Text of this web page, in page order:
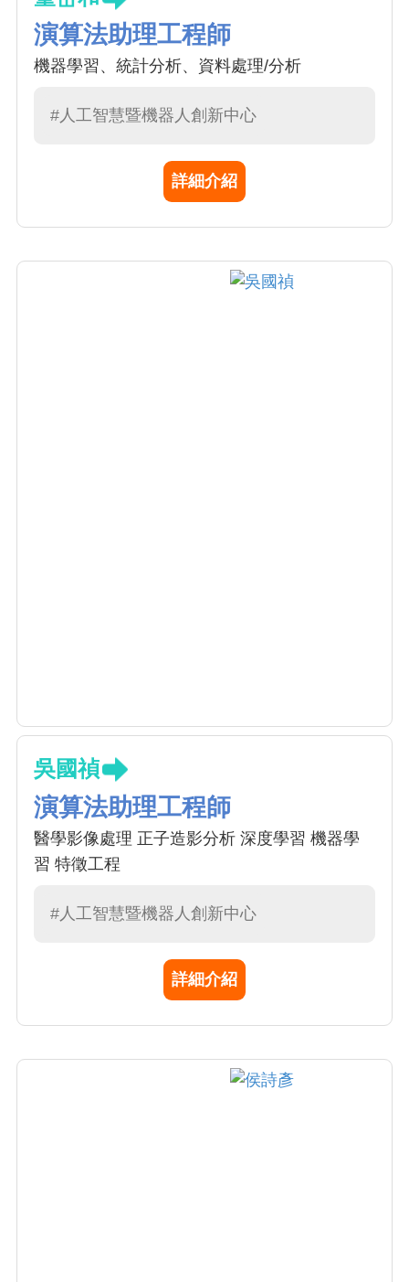
演算法助理工程師
機器學習、統計分析、資料處理/分析
#人工智慧暨機器人創新中心
詳細介紹
吳國禎
演算法助理工程師
醫學影像處理 正子造影分析 深度學習 機器學
習 特徵工程
#人工智慧暨機器人創新中心
詳細介紹